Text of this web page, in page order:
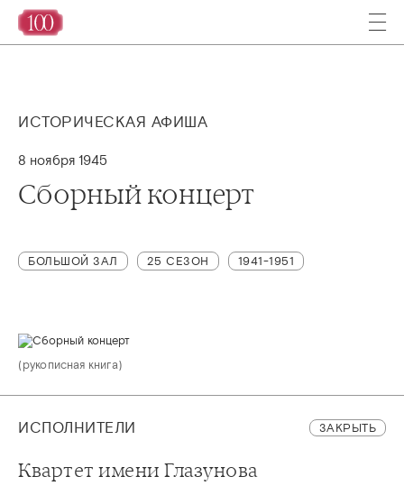
ИСТОРИЧЕСКАЯ АФИША
8 ноября 1945
Сборный концерт
БОЛЬШОЙ ЗАЛ 25 СЕЗОН 1941-1951
(рукописная книга)
ИСПОЛНИТЕЛИ ЗАКРЫТЬ
Квартет имени Глазунова